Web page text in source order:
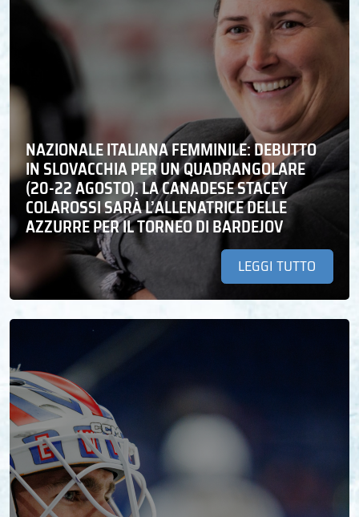
NAZIONALE ITALIANA FEMMINILE: DEBUTTO
IN SLOVACCHIA PER UN QUADRANGOLARE
(20-22 AGOSTO). LA CANADESE STACEY
COLAROSSI SARÀ L’ALLENATRICE DELLE
AZZURRE PER IL TORNEO DI BARDEJOV
LEGGI TUTTO